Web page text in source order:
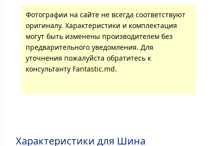
Фотографии на сайте не всегда соответствуют
оригиналу. Характеристики и комплектация
могут быть изменены производителем без
предварительного уведомления. Для
уточнения пожалуйста обратитесь к
консультанту Fantastic.md.
Характеристики для Шина